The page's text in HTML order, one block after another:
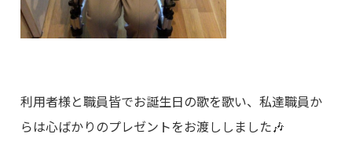
利用者様と職員皆でお誕生日の歌を歌い、私達職員か
らは心ばかりのプレゼントをお渡ししました🎶